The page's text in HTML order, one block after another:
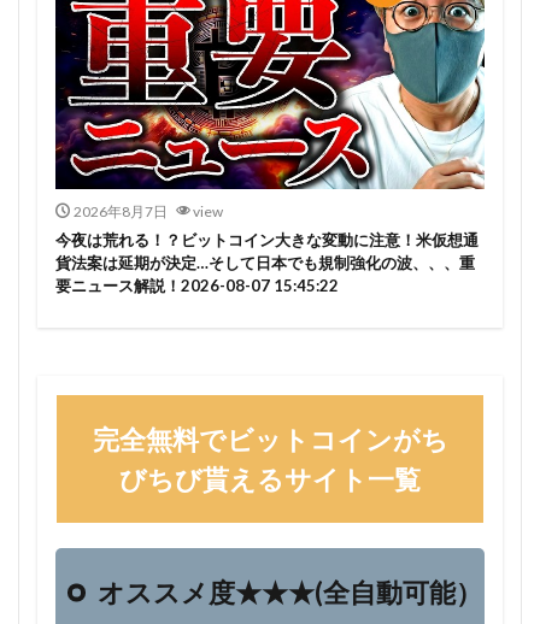
2026年8月7日 view
今夜は荒れる！？ビットコイン大きな変動に注意！米仮想通
貨法案は延期が決定…そして日本でも規制強化の波、、、重
要ニュース解説！2026-08-07 15:45:22
完全無料でビットコインがち
びちび貰えるサイト一覧
オススメ度★★★(全自動可能）